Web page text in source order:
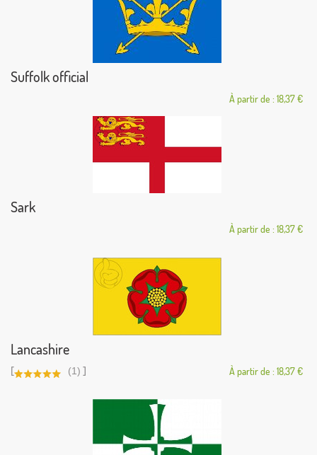
Suffolk official
À partir de : 18,37 €
Sark
À partir de : 18,37 €
Lancashire
[ (1) ] À partir de : 18,37 €